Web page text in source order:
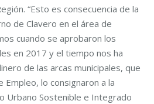
“Esto es consecuencia de la
de Clavero en el área de
cuando se aprobaron los
en 2017 y el tiempo nos ha
de las arcas municipales, que
lo consignaron a la
Urbano Sostenible e Integrado